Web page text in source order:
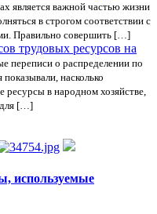
является важной частью жизни
в строгом соответствии с
Правильно совершить […]
трудовых ресурсов на
переписи о распределении по
насколько
ресурсы в народном хозяйстве,
[…]
используемые